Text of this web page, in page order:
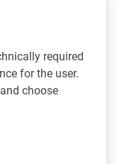
in these
discount
life science
required
for the user.
choose